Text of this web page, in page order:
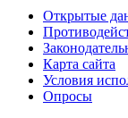
Открытые
Карта сайта
Условия
Опросы